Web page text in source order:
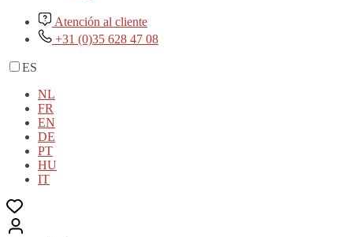
Atención al cliente
+31 (0)35 628 47 08
ES
NL
FR
EN
DE
PT
HU
IT